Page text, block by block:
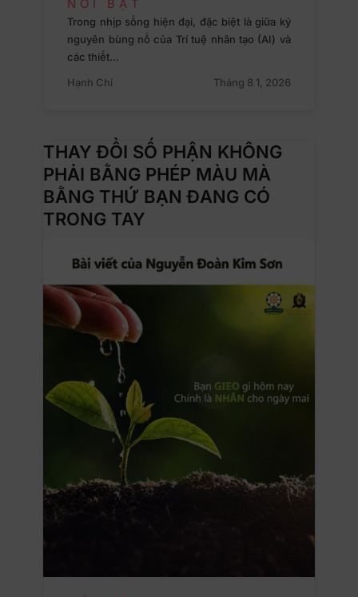
NỔI BẬT
Trong nhịp sống hiện đại, đặc biệt là giữa kỷ
nguyên bùng nổ của Trí tuệ nhân tạo (AI) và
các thiết…
Hạnh Chi
Tháng 8 1, 2026
THAY ĐỔI SỐ PHẬN KHÔNG
PHẢI BẰNG PHÉP MÀU MÀ
BẰNG THỨ BẠN ĐANG CÓ
TRONG TAY